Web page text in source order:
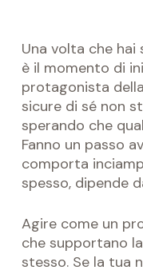
Una volta che hai
è il momento di
protagonista
sicure di sé non
sperando che
Fanno un passo
comporta
spesso, dipende
Agire come un
che supportano
stesso. Se la tua